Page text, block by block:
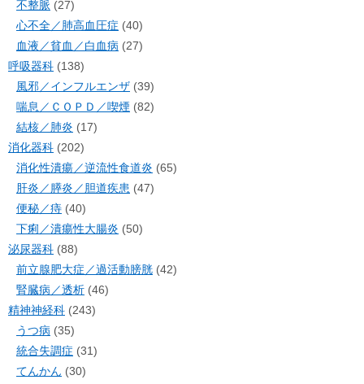
不整脈 (27)
心不全／肺高血圧症 (40)
血液／貧血／白血病 (27)
呼吸器科 (138)
風邪／インフルエンザ (39)
喘息／ＣＯＰＤ／喫煙 (82)
結核／肺炎 (17)
消化器科 (202)
消化性潰瘍／逆流性食道炎 (65)
肝炎／膵炎／胆道疾患 (47)
便秘／痔 (40)
下痢／潰瘍性大腸炎 (50)
泌尿器科 (88)
前立腺肥大症／過活動膀胱 (42)
腎臓病／透析 (46)
精神神経科 (243)
うつ病 (35)
統合失調症 (31)
てんかん (30)